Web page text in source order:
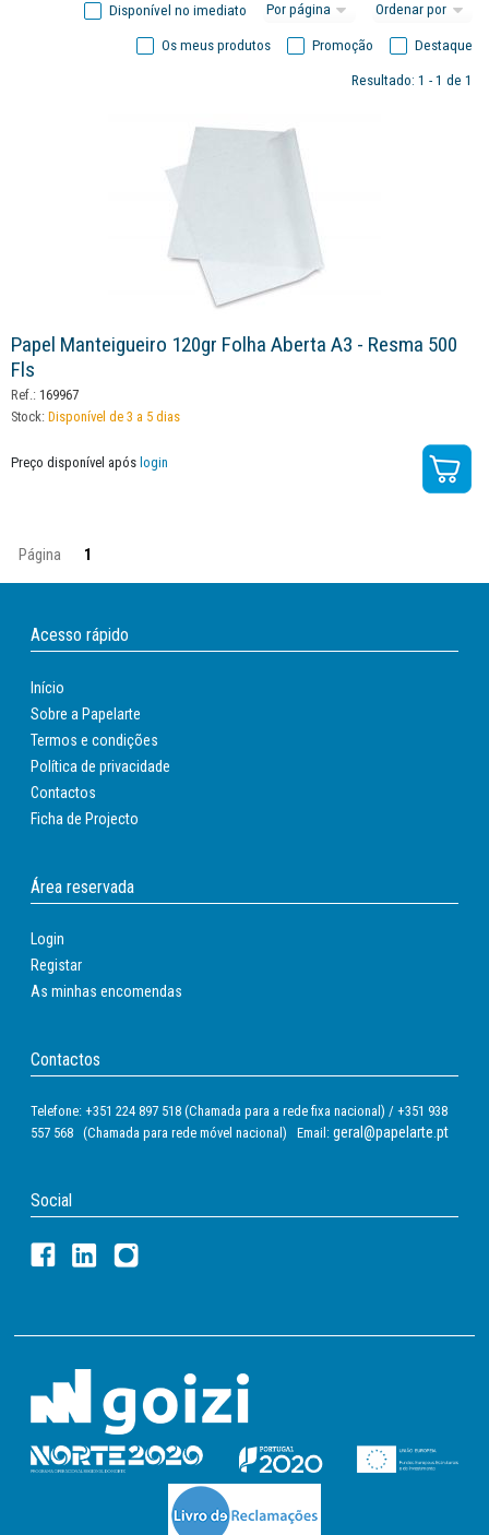
Disponível no imediato
Destaque
Promoção
Os meus produtos
Resultado: 1 - 1 de 1
Papel Manteigueiro 120gr Folha Aberta A3 - Resma 500
Fls
Ref.: 169967
Stock: Disponível de 3 a 5 dias
Preço disponível após login
Página 1
Acesso rápido
Início
Sobre a Papelarte
Termos e condições
Política de privacidade
Contactos
Ficha de Projecto
Área reservada
Login
Registar
As minhas encomendas
Contactos
Telefone: +351 224 897 518 (Chamada para a rede fixa nacional) / +351 938
557 568 (Chamada para rede móvel nacional) Email: geral@papelarte.pt
Social